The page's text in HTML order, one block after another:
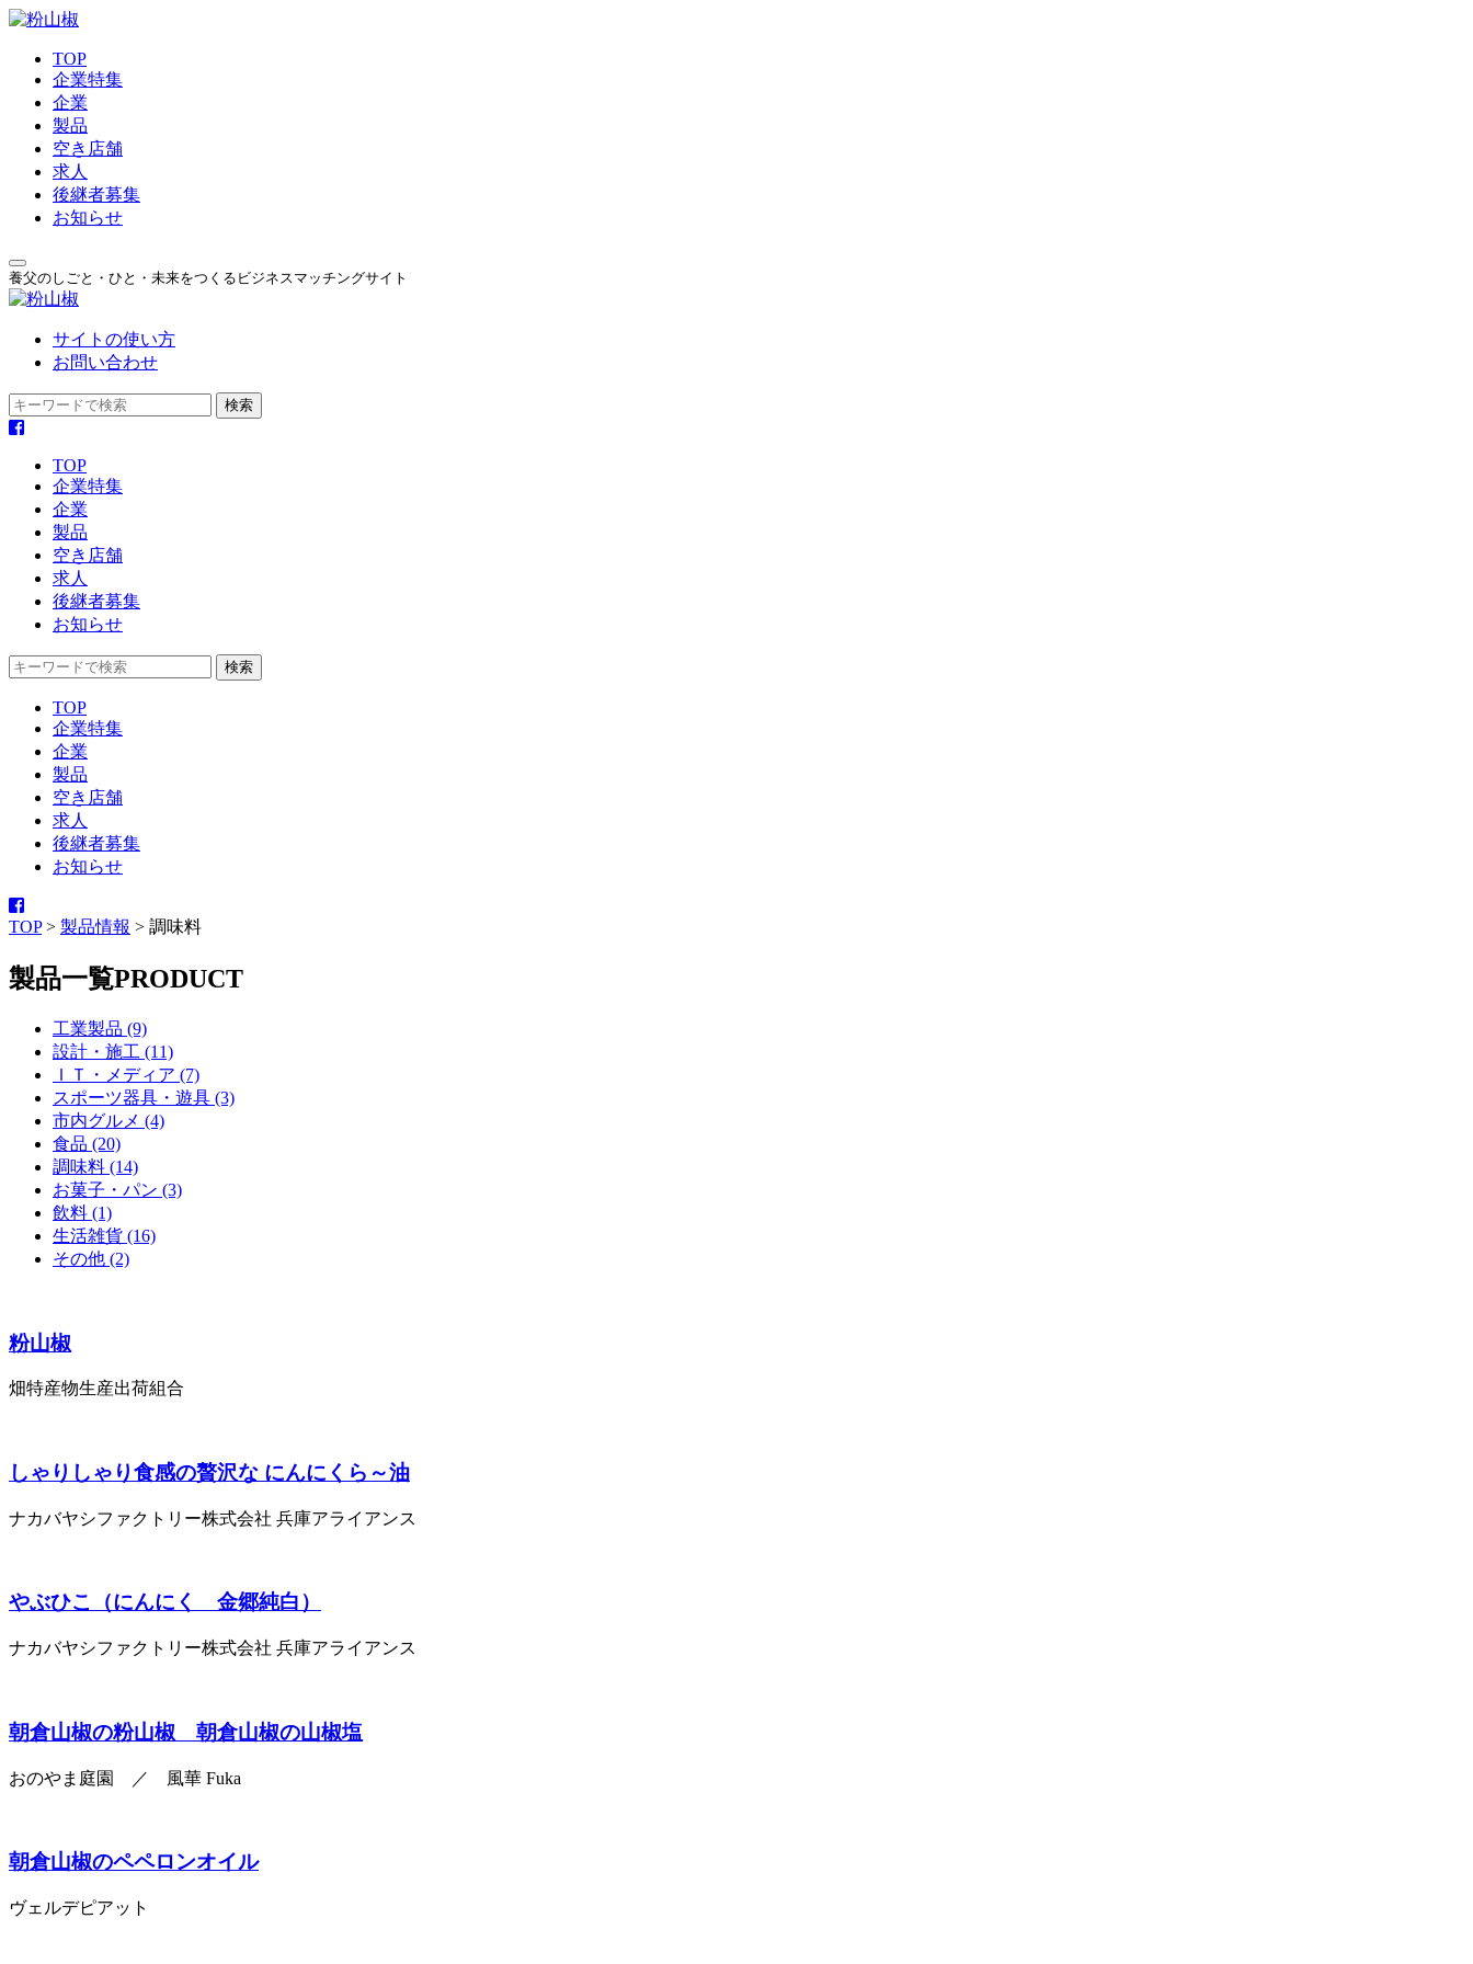
TOP
企業特集
企業
製品
空き店舗
求人
後継者募集
お知らせ
養父のしごと・ひと・未来をつくるビジネスマッチングサイト
サイトの使い方
お問い合わせ
TOP
企業特集
企業
製品
空き店舗
求人
後継者募集
お知らせ
TOP
企業特集
企業
製品
空き店舗
求人
後継者募集
お知らせ
TOP> 製品情報 > 調味料
製品一覧PRODUCT
工業製品 (9)
設計・施工 (11)
ＩＴ・メディア (7)
スポーツ器具・遊具 (3)
市内グルメ (4)
食品 (20)
調味料 (14)
お菓子・パン (3)
飲料 (1)
生活雑貨 (16)
その他 (2)
粉山椒
畑特産物生産出荷組合
しゃりしゃり食感の贅沢な にんにくら～油
ナカバヤシファクトリー株式会社 兵庫アライアンス
やぶひこ（にんにく 金郷純白）
ナカバヤシファクトリー株式会社 兵庫アライアンス
朝倉山椒の粉山椒 朝倉山椒の山椒塩
おのやま庭園 ／ 風華 Fuka
朝倉山椒のペペロンオイル
ヴェルデピアット